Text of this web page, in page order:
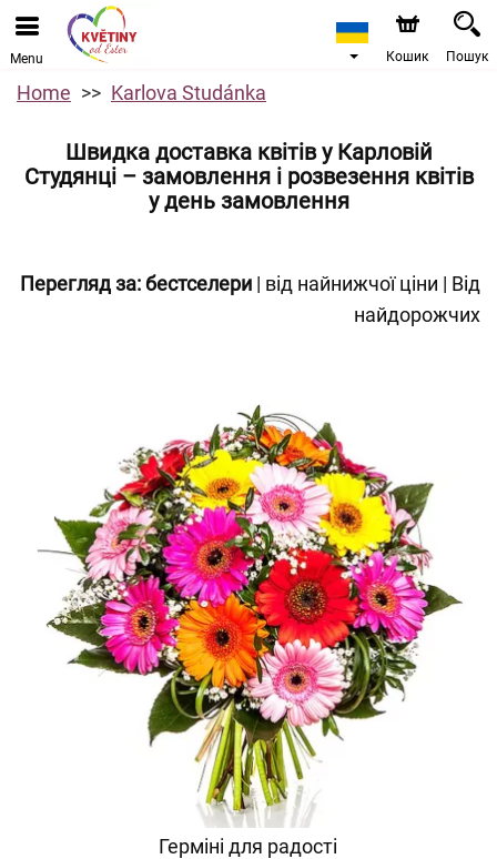
Menu Кошик Пошук
Home Karlova Studánka
Швидка доставка квітів у Карловій
Студянці – замовлення і розвезення квітів
у день замовлення
Перегляд за:бестселери | від найнижчої ціни | Від
найдорожчих
Герміні для радості